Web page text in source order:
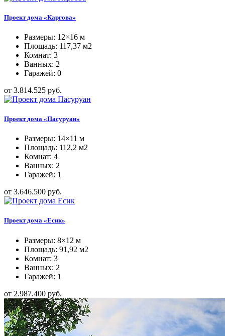
Проект дома «Каргова»
Размеры: 12×16 м
Площадь: 117,37 м2
Комнат: 3
Ванных: 2
Гаражей: 0
от 3.814.525 руб.
Проект дома «Пасуруан»
Размеры: 14×11 м
Площадь: 112,2 м2
Комнат: 4
Ванных: 2
Гаражей: 1
от 3.646.500 руб.
Проект дома «Есик»
Размеры: 8×12 м
Площадь: 91,92 м2
Комнат: 3
Ванных: 2
Гаражей: 1
от 2.987.400 руб.